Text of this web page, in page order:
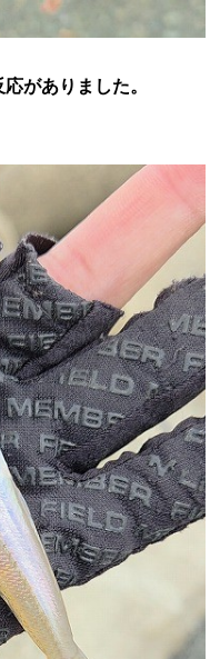
がありました。